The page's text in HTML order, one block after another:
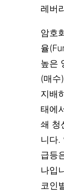
레버
암호
율
높은
(매수
지배
태에
쇄 청
니다.
급등
나입
코인